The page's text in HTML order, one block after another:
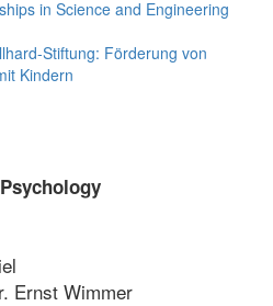
in Science and Engineering
Stiftung: Förderung von
Kindern
Ernst Wimmer